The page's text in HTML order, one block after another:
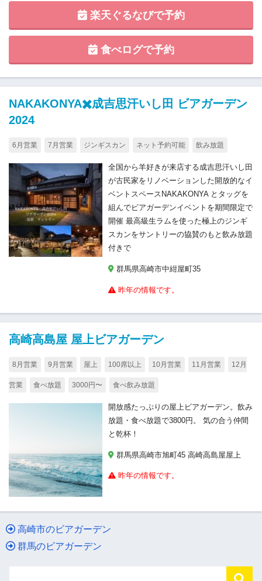
楽天ぐるなびで予約
食べログで予約
NAKAKONYA✖️成吉思汗いし田 ビアガーデン
2024
6月営業 7月営業 ジンギスカン ネット予約可能 飲み放題
全国から羊好きが来店する成吉思汗いし田
が古民家をリノベーションした開放的なイ
ベントスペースNAKAKONYA とタッグを
組んでビアガーデンイベントを期間限定で
開催 最高級生ラムを使った極上のジンギ
スカンをサントリーの協賛のもと飲み放題
付きで
群馬県高崎市中紺屋町35
昨年の情報です。
高崎高島屋 屋上ビアガーデン
8月営業 9月営業 屋上 100席以上 10月営業 11月営業 12月
営業 食べ放題 3000円〜 食べ飲み放題
開放感たっぷりの屋上ビアガーデン。飲み
放題・食べ放題で3800円。 気の合う仲間
と乾杯！
群馬県高崎市旭町45 高崎高島屋屋上
昨年の情報です。
高崎市のビアガーデン
群馬のビアガーデン